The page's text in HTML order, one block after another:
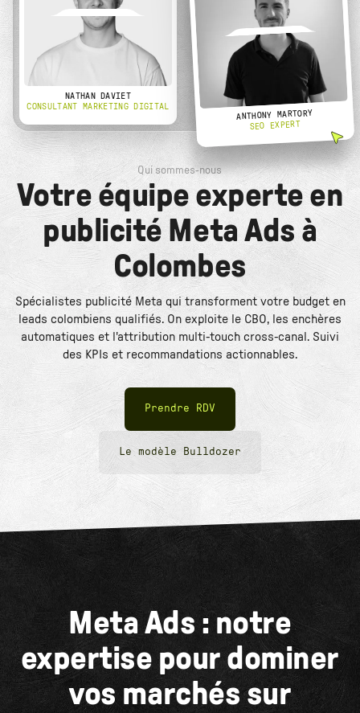
NATHAN DAVIET
CONSULTANT MARKETING DIGITAL
ANTHONY MARTORY
SEO EXPERT
Qui sommes-nous
Votre équipe experte en
publicité Meta Ads à
Colombes
Spécialistes publicité Meta qui transforment votre budget en
leads colombiens qualifiés. On exploite le CBO, les enchères
automatiques et l'attribution multi-touch cross-canal. Suivi
des KPIs et recommandations actionnables.
Prendre RDV
Le modèle Bulldozer
Meta Ads : notre
expertise pour dominer
vos marchés sur